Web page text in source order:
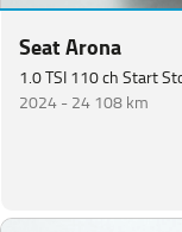
Seat Arona
1.0 TSI 110 ch Start
2024 -24 108 km